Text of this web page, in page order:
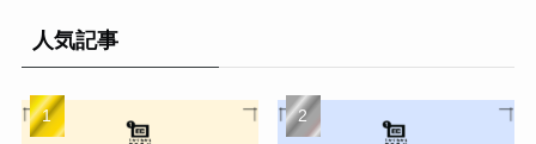
人気記事